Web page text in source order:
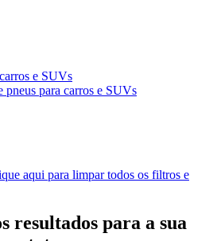
e SUVs
pneus para carros e SUVs
aqui para limpar todos os filtros e
resultados para a sua